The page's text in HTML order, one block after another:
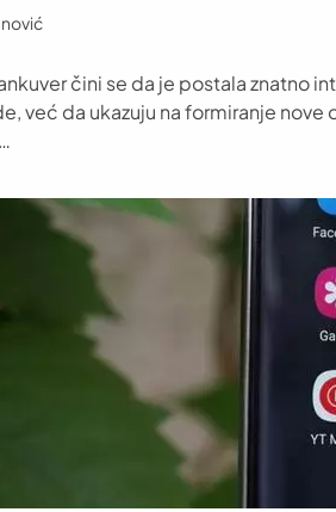
čini se da je postala znatno
već da ukazuju na formiranje